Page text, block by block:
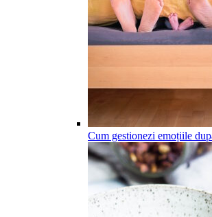
Cum gestionezi emoțiile